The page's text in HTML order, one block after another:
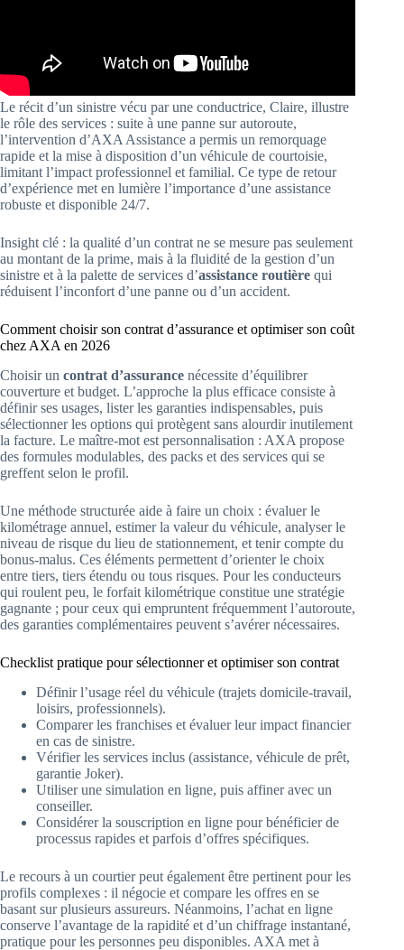
Le récit d’un sinistre vécu par une conductrice, Claire, illustre
le rôle des services : suite à une panne sur autoroute,
l’intervention d’AXA Assistance a permis un remorquage
rapide et la mise à disposition d’un véhicule de courtoisie,
limitant l’impact professionnel et familial. Ce type de retour
d’expérience met en lumière l’importance d’une assistance
robuste et disponible 24/7.
Insight clé : la qualité d’un contrat ne se mesure pas seulement
au montant de la prime, mais à la fluidité de la gestion d’un
sinistre et à la palette de services d’assistance routière qui
réduisent l’inconfort d’une panne ou d’un accident.
Comment choisir son contrat d’assurance et optimiser son coût
chez AXA en 2026
Choisir un contrat d’assurance nécessite d’équilibrer
couverture et budget. L’approche la plus efficace consiste à
définir ses usages, lister les garanties indispensables, puis
sélectionner les options qui protègent sans alourdir inutilement
la facture. Le maître-mot est personnalisation : AXA propose
des formules modulables, des packs et des services qui se
greffent selon le profil.
Une méthode structurée aide à faire un choix : évaluer le
kilométrage annuel, estimer la valeur du véhicule, analyser le
niveau de risque du lieu de stationnement, et tenir compte du
bonus-malus. Ces éléments permettent d’orienter le choix
entre tiers, tiers étendu ou tous risques. Pour les conducteurs
qui roulent peu, le forfait kilométrique constitue une stratégie
gagnante ; pour ceux qui empruntent fréquemment l’autoroute,
des garanties complémentaires peuvent s’avérer nécessaires.
Checklist pratique pour sélectionner et optimiser son contrat
Définir l’usage réel du véhicule (trajets domicile-travail,
loisirs, professionnels).
Comparer les franchises et évaluer leur impact financier
en cas de sinistre.
Vérifier les services inclus (assistance, véhicule de prêt,
garantie Joker).
Utiliser une simulation en ligne, puis affiner avec un
conseiller.
Considérer la souscription en ligne pour bénéficier de
processus rapides et parfois d’offres spécifiques.
Le recours à un courtier peut également être pertinent pour les
profils complexes : il négocie et compare les offres en se
basant sur plusieurs assureurs. Néanmoins, l’achat en ligne
conserve l’avantage de la rapidité et d’un chiffrage instantané,
pratique pour les personnes peu disponibles. AXA met à